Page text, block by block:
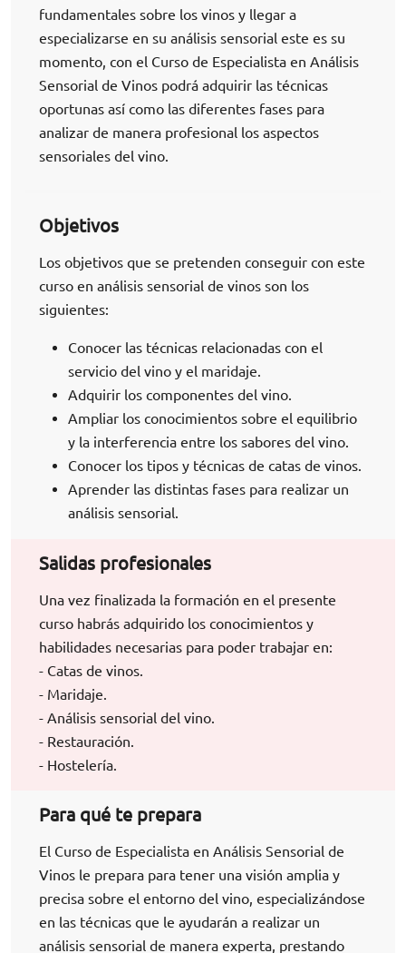
fundamentales sobre los vinos y llegar a
especializarse en su análisis sensorial este es su
momento, con el Curso de Especialista en Análisis
Sensorial de Vinos podrá adquirir las técnicas
oportunas así como las diferentes fases para
analizar de manera profesional los aspectos
sensoriales del vino.
Objetivos
Los objetivos que se pretenden conseguir con este
curso en análisis sensorial de vinos son los
siguientes:
Conocer las técnicas relacionadas con el
servicio del vino y el maridaje.
Adquirir los componentes del vino.
Ampliar los conocimientos sobre el equilibrio
y la interferencia entre los sabores del vino.
Conocer los tipos y técnicas de catas de vinos.
Aprender las distintas fases para realizar un
análisis sensorial.
Salidas profesionales
Una vez finalizada la formación en el presente
curso habrás adquirido los conocimientos y
habilidades necesarias para poder trabajar en:
- Catas de vinos.
- Maridaje.
- Análisis sensorial del vino.
- Restauración.
- Hostelería.
Para qué te prepara
El Curso de Especialista en Análisis Sensorial de
Vinos le prepara para tener una visión amplia y
precisa sobre el entorno del vino, especializándose
en las técnicas que le ayudarán a realizar un
análisis sensorial de manera experta, prestando